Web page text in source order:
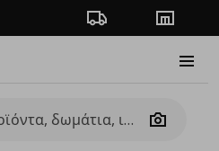
Πορεία παραγγελίας
Camera